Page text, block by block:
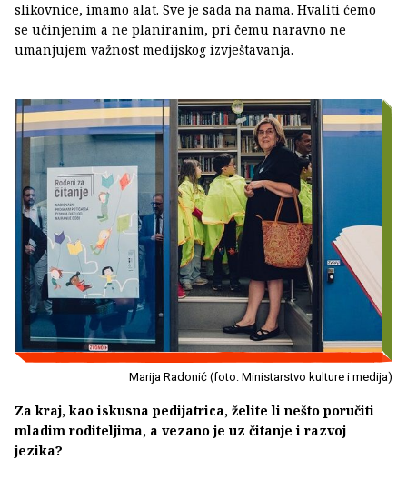
slikovnice, imamo alat. Sve je sada na nama. Hvaliti ćemo
se učinjenim a ne planiranim, pri čemu naravno ne
umanjujem važnost medijskog izvještavanja.
Marija Radonić (foto: Ministarstvo kulture i medija)
Za kraj, kao iskusna pedijatrica, želite li nešto poručiti
mladim roditeljima, a vezano je uz čitanje i razvoj
jezika?